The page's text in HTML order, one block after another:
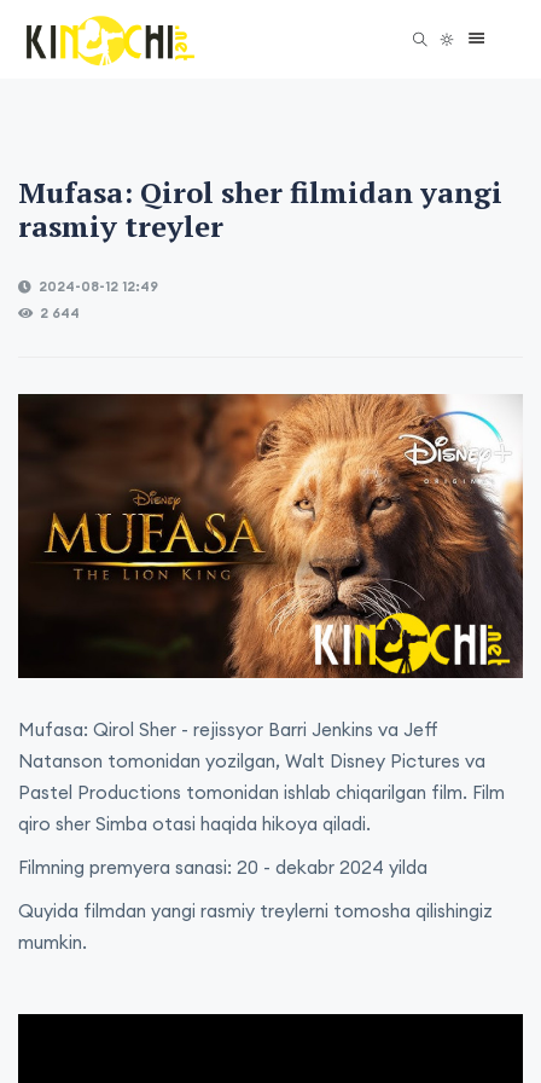
Mufasa: Qirol sher filmidan yangi
rasmiy treyler
2024-08-12 12:49
2 644
Mufasa: Qirol Sher - rejissyor Barri Jenkins va Jeff
Natanson tomonidan yozilgan, Walt Disney Pictures va
Pastel Productions tomonidan ishlab chiqarilgan film. Film
qiro sher Simba otasi haqida hikoya qiladi.
Filmning premyera sanasi: 20 - dekabr 2024 yilda
Quyida filmdan yangi rasmiy treylerni tomosha qilishingiz
mumkin.